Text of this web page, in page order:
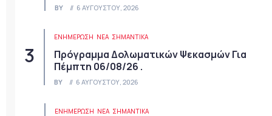
BY 6 ΑΥΓΟΎΣΤΟΥ, 2026
ΕΝΗΜΕΡΩΣΗ ΝΈΑ ΣΗΜΑΝΤΙΚΆ
Πρόγραμμα Δολωματικών Ψεκασμών Για
Πέμπτη 06/08/26 .
BY 6 ΑΥΓΟΎΣΤΟΥ, 2026
ΕΝΗΜΕΡΩΣΗ ΝΈΑ ΣΗΜΑΝΤΙΚΆ